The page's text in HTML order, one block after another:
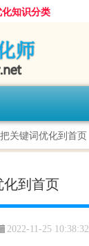
知识分类
关键词优化到首页
到首页
2022-11-25 10:38:32